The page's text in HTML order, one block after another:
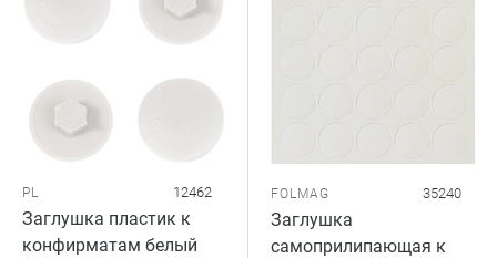
PL 12462
Заглушка пластик к
конфирматам белый
FOLMAG 35240
Заглушка
самоприлипающая к